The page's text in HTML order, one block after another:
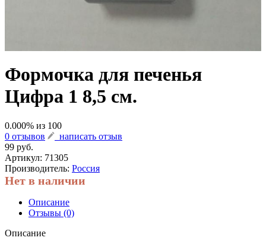
Формочка для печенья
Цифра 1 8,5 см.
0.000% из 100
0 отзывов
написать отзыв
99 руб.
Артикул: 71305
Производитель: Россия
Нет в наличии
Описание
Отзывы (0)
Описание